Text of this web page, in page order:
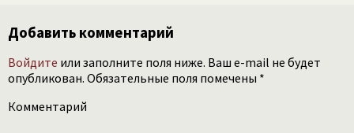
Добавить комментарий
Войдите или заполните поля ниже. Ваш e-mail не будет
опубликован. Обязательные поля помечены *
Комментарий